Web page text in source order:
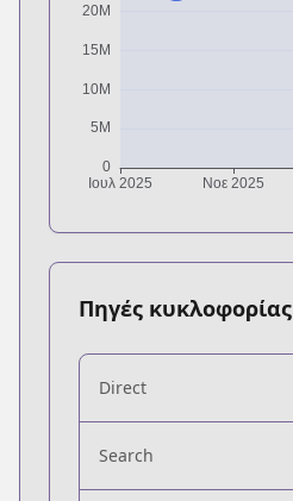
Πηγές κυκλοφορίας
Direct
Search